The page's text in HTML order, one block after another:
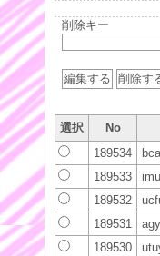
削除キー
選択 No
189534
189533
189532
189531
189530